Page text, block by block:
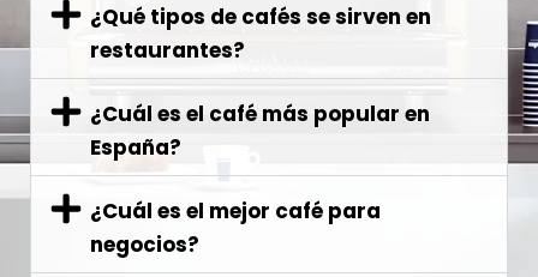
¿Qué tipos de cafés se sirven en
restaurantes?
¿Cuál es el café más popular en
España?
¿Cuál es el mejor café para
negocios?